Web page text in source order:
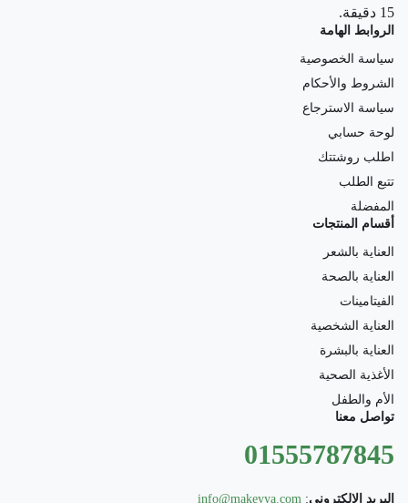
15 دقيقة.
الروابط الهامة
سياسة الخصوصية
الشروط والأحكام
سياسة الاسترجاع
لوحة حسابي
اطلب روشتتك
تتبع الطلب
المفضلة
أقسام المنتجات
العناية بالشعر
العناية بالصحة
الفيتامينات
العناية الشخصية
العناية بالبشرة
الأغذية الصحية
الأم والطفل
تواصل معنا
01555787845
البريد الالكتروني:
info@makeyya.com